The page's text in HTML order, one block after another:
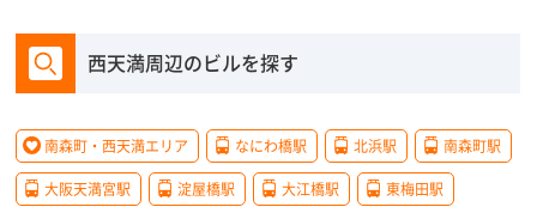
西天満周辺のビルを探す
南森町・西天満エリア なにわ橋駅 北浜駅 南森町駅
大阪天満宮駅 淀屋橋駅 大江橋駅 東梅田駅